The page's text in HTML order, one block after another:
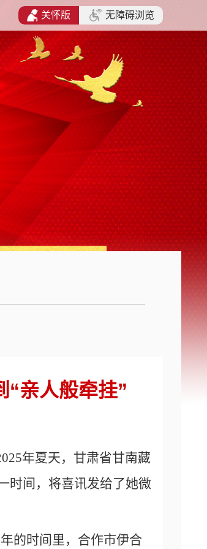
“亲人般牵挂”
年夏天，甘肃省甘南藏
时间，将喜讯发给了她微
的时间里，合作市伊合
关怀版 无障碍浏览